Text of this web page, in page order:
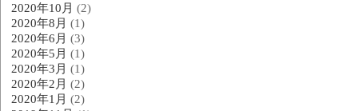
2020年10月 (2)
2020年8月 (1)
2020年6月 (3)
2020年5月 (1)
2020年3月 (1)
2020年2月 (2)
2020年1月 (2)